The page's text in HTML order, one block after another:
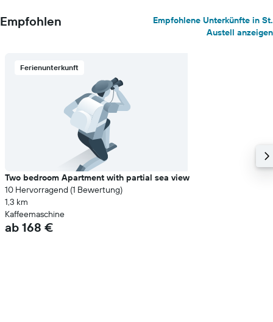
Empfohlen
Empfohlene Unterkünfte in St.
Austell anzeigen
Ferienunterkunft
Two bedroom Apartment with partial sea view
10 Hervorragend (1 Bewertung)
1,3 km
Kaffeemaschine
ab 168 €